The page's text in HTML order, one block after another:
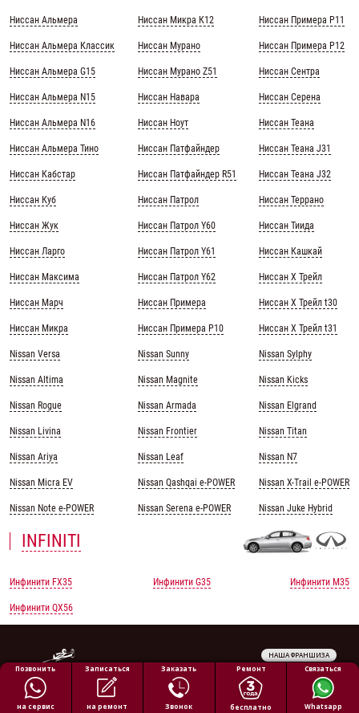
Ниссан Альмера
Ниссан Альмера Классик
Ниссан Альмера G15
Ниссан Альмера N15
Ниссан Альмера N16
Ниссан Альмера Тино
Ниссан Кабстар
Ниссан Куб
Ниссан Жук
Ниссан Ларго
Ниссан Максима
Ниссан Марч
Ниссан Микра
Nissan Versa
Nissan Altima
Nissan Rogue
Nissan Livina
Nissan Ariya
Nissan Micra EV
Nissan Note e-POWER
Ниссан Микра К12
Ниссан Мурано
Ниссан Мурано Z51
Ниссан Навара
Ниссан Ноут
Ниссан Патфайндер
Ниссан Патфайндер R51
Ниссан Патрол
Ниссан Патрол Y60
Ниссан Патрол Y61
Ниссан Патрол Y62
Ниссан Примера
Ниссан Примера Р10
Nissan Sunny
Nissan Magnite
Nissan Armada
Nissan Frontier
Nissan Leaf
Nissan Qashqai e-POWER
Nissan Serena e-POWER
Ниссан Примера Р11
Ниссан Примера Р12
Ниссан Сентра
Ниссан Серена
Ниссан Теана
Ниссан Теана J31
Ниссан Теана J32
Ниссан Террано
Ниссан Тиида
Ниссан Кашкай
Ниссан Х Трейл
Ниссан Х Трейл t30
Ниссан Х Трейл t31
Nissan Sylphy
Nissan Kicks
Nissan Elgrand
Nissan Titan
Nissan N7
Nissan X-Trail e-POWER
Nissan Juke Hybrid
INFINITI
Инфинити FX35
Инфинити QX56
Инфинити G35 Инфинити M35
НАША ФРАНШИЗА
Обработка персональных данных
Политика конфиденциальности
Полезная информация
Позвонить
на сервис
Записаться
на ремонт
Заказать
Звонок
Ремонт
бесплатно
Связаться
Whatsapp